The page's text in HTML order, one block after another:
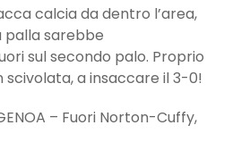
calcia da dentro l’area,
palla sarebbe
sul secondo palo. Proprio
scivolata, a insaccare il 3-0!
– Fuori Norton-Cuffy,